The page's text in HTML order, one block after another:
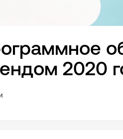
2020